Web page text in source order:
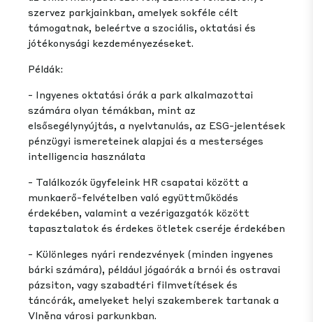
szervez parkjainkban, amelyek sokféle célt
támogatnak, beleértve a szociális, oktatási és
jótékonysági kezdeményezéseket.
Példák:
- Ingyenes oktatási órák a park alkalmazottai
számára olyan témákban, mint az
elsősegélynyújtás, a nyelvtanulás, az ESG-jelentések
pénzügyi ismereteinek alapjai és a mesterséges
intelligencia használata
- Találkozók ügyfeleink HR csapatai között a
munkaerő-felvételben való együttműködés
érdekében, valamint a vezérigazgatók között
tapasztalatok és érdekes ötletek cseréje érdekében
- Különleges nyári rendezvények (minden ingyenes
bárki számára), például jógaórák a brnói és ostravai
pázsiton, vagy szabadtéri filmvetítések és
táncórák, amelyeket helyi szakemberek tartanak a
Vlněna városi parkunkban.